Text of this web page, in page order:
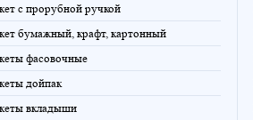
с прорубной ручкой
бумажный, крафт, картонный
фасовочные
дойпак
вкладыши